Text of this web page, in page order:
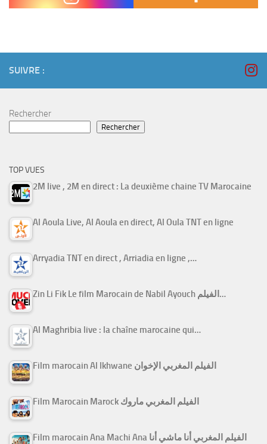
SUIVRE :
Rechercher
Rechercher
TOP VUES
2M live , 2M en direct : La deuxième chaine TV Marocaine
Al Aoula Live, Al Aoula en direct, Al Oula TNT en ligne
Arryadia TNT en direct , Arriadia en ligne ,…
Zin Li Fik Le film Marocain de Nabil Ayouch الفيلم…
Al Maghribia live : la chaîne marocaine qui…
Film marocain Al Ikhwane الفيلم المغربي الإخوان
Film Marocain Marock الفيلم المغربي ماروك
Film marocain Ana Machi Ana الفيلم المغربي أنا ماشي أنا